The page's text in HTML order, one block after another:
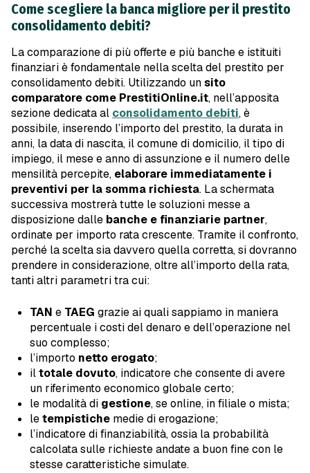
Come scegliere la banca migliore per il prestito
consolidamento debiti?
La comparazione di più offerte e più banche e istituiti
finanziari è fondamentale nella scelta del prestito per
consolidamento debiti. Utilizzando unsito
comparatore come PrestitiOnline.it, nell’apposita
sezione dedicata al consolidamento debiti, è
possibile, inserendo l’importo del prestito, la durata in
anni, la data di nascita, il comune di domicilio, il tipo di
impiego, il mese e anno di assunzione e il numero delle
mensilità percepite, elaborare immediatamente i
preventivi per la somma richiesta. La schermata
successiva mostrerà tutte le soluzioni messe a
disposizione dalle banche e finanziarie partner,
ordinate per importo rata crescente. Tramite il confronto,
perché la scelta sia davvero quella corretta, si dovranno
prendere in considerazione, oltre all’importo della rata,
tanti altri parametri tra cui:
TAN e TAEG grazie ai quali sappiamo in maniera
percentuale i costi del denaro e dell’operazione nel
suo complesso;
l’importo netto erogato;
iltotale dovuto, indicatore che consente di avere
un riferimento economico globale certo;
le modalità di gestione, se online, in filiale o mista;
letempistiche medie di erogazione;
l’indicatore di finanziabilità, ossia la probabilità
calcolata sulle richieste andate a buon fine con le
stesse caratteristiche simulate.